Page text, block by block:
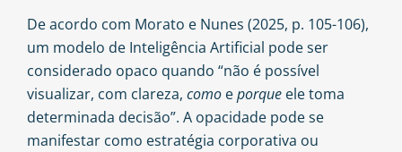
De acordo com Morato e Nunes (2025, p. 105-106),
um modelo de Inteligência Artificial pode ser
considerado opaco quando “não é possível
visualizar, com clareza, como eporque ele toma
determinada decisão”. A opacidade pode se
manifestar como estratégia corporativa ou